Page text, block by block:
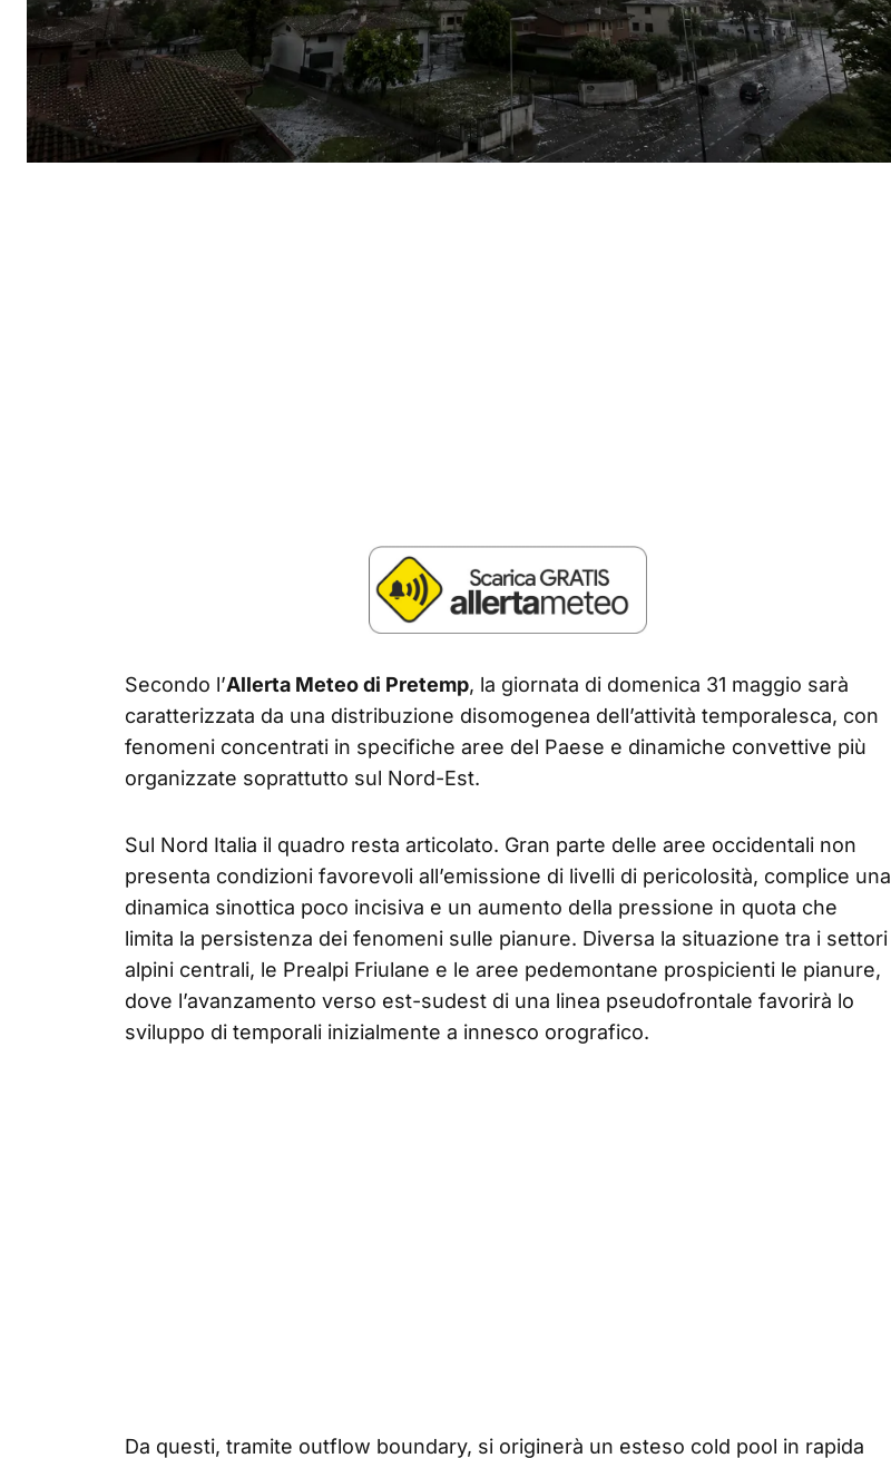
Secondo l’Allerta Meteo di Pretemp, la giornata di domenica 31 maggio sarà
caratterizzata da una distribuzione disomogenea dell’attività temporalesca, con
fenomeni concentrati in specifiche aree del Paese e dinamiche convettive più
organizzate soprattutto sul Nord-Est.
Sul Nord Italia il quadro resta articolato. Gran parte delle aree occidentali non
presenta condizioni favorevoli all’emissione di livelli di pericolosità, complice una
dinamica sinottica poco incisiva e un aumento della pressione in quota che
limita la persistenza dei fenomeni sulle pianure. Diversa la situazione tra i settori
alpini centrali, le Prealpi Friulane e le aree pedemontane prospicienti le pianure,
dove l’avanzamento verso est-sudest di una linea pseudofrontale favorirà lo
sviluppo di temporali inizialmente a innesco orografico.
Da questi, tramite outflow boundary, si originerà un esteso cold pool in rapida